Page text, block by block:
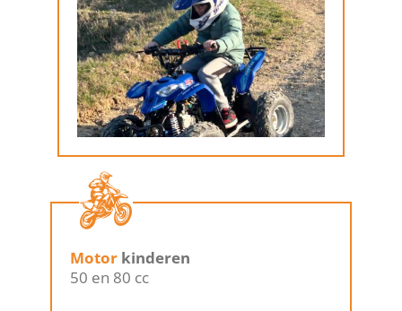
Motorkinderen
50 en 80 cc